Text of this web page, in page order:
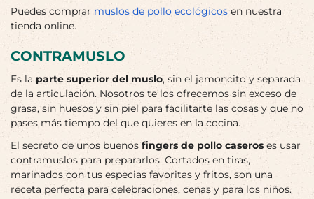
Puedes comprar muslos de pollo ecológicos en nuestra
tienda online.
CONTRAMUSLO
Es la parte superior del muslo, sin el jamoncito y separada
de la articulación. Nosotros te los ofrecemos sin exceso de
grasa, sin huesos y sin piel para facilitarte las cosas y que no
pases más tiempo del que quieres en la cocina.
El secreto de unos buenosfingers de pollo caseros es usar
contramuslos para prepararlos. Cortados en tiras,
marinados con tus especias favoritas y fritos, son una
receta perfecta para celebraciones, cenas y para los niños.